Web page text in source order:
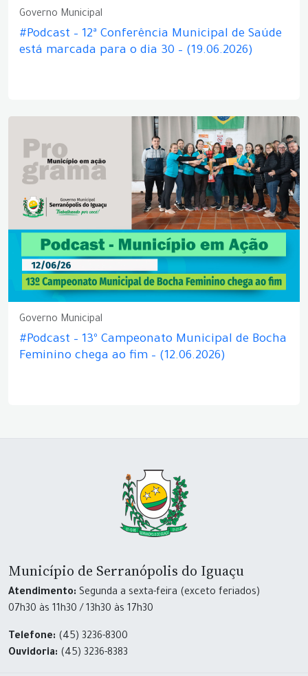
Governo Municipal
#Podcast – 12ª Conferência Municipal de Saúde
está marcada para o dia 30 – (19.06.2026)
Governo Municipal
#Podcast – 13º Campeonato Municipal de Bocha
Feminino chega ao fim – (12.06.2026)
Município de Serranópolis do Iguaçu
Atendimento: Segunda a sexta-feira (exceto feriados)
07h30 às 11h30 / 13h30 às 17h30
Telefone: (45) 3236-8300
Ouvidoria: (45) 3236-8383